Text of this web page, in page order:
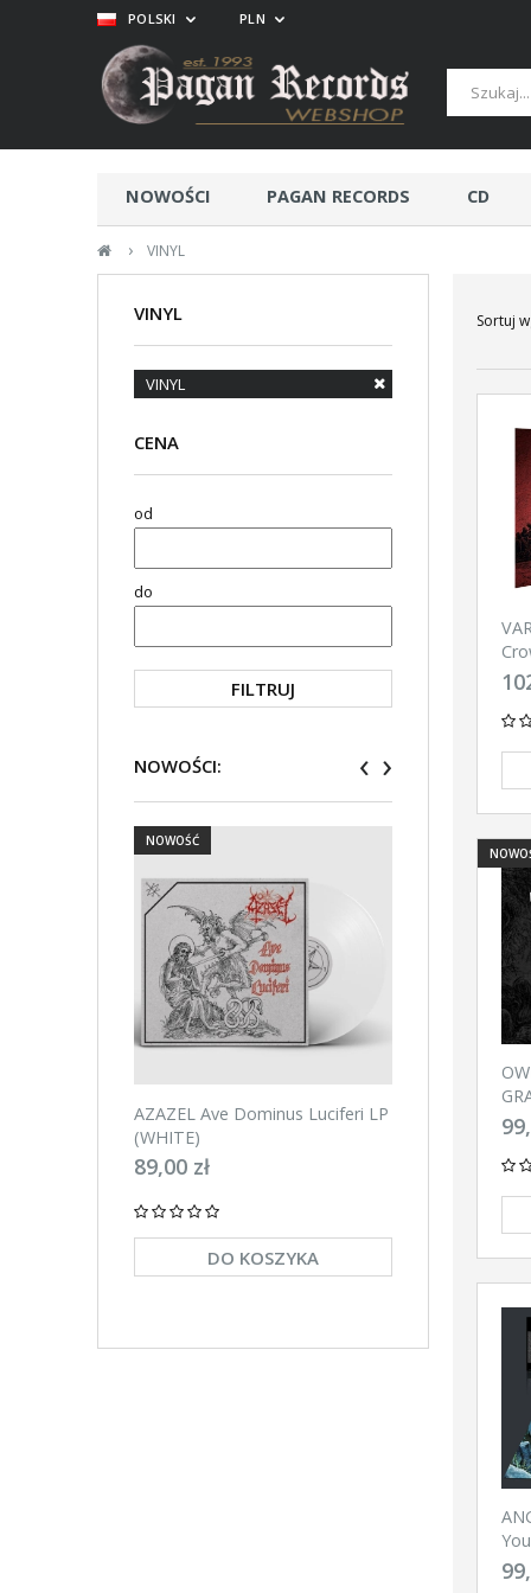
NOWOŚCI PAGAN RECORDS CD
› VINYL
POLSKI PLN
VINYL
VINYL
CENA
od
do
FILTRUJ
NOWOŚCI:
AZAZEL Ave Dominus Luciferi LP
(WHITE)
89,00 zł
DO KOSZYKA
NOWOŚĆ
AZAZEL Ave
DO
‹ ›
Sortuj
of